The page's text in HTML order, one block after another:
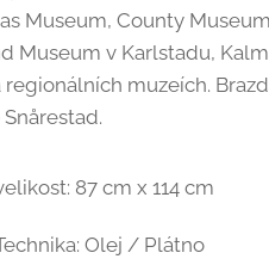
Museum, County
Museum v Karlstadu,
regionálních muzeích.
87 cm x 114 cm
Olej / Plátno